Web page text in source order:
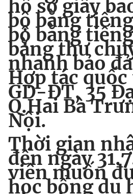
hồ sơ giấy
bộ bằng
bộ bằng
bằng thư
nhanh bảo
Hợp tác
GD-ĐT, 35
Q.Hai Bà
Nội.
Thời gian
đến ngày
viên muốn
học bổng du